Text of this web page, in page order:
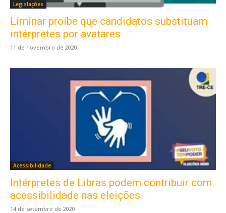
Legislações
Liminar proíbe que candidatos substituam
intérpretes por avatares
11 de novembro de 2020
Acessibilidade
Intérpretes de Libras podem contribuir com
acessibilidade nas eleições
14 de setembro de 2020